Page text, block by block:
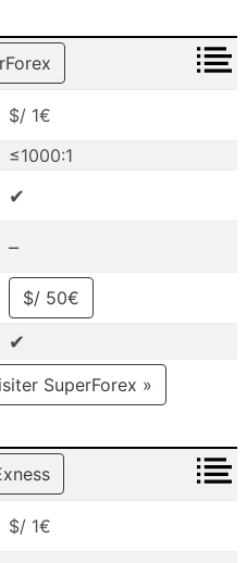
$/ 1€
≤1000:1
✔
–
$/ 50€
✔
SuperForex »
$/ 1€